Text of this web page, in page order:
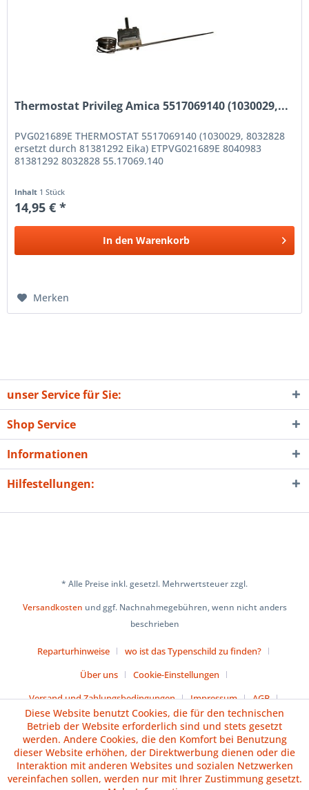
Thermostat Privileg Amica 5517069140 (1030029,...
PVG021689E THERMOSTAT 5517069140 (1030029, 8032828
ersetzt durch 81381292 Eika) ETPVG021689E 8040983
81381292 8032828 55.17069.140
Inhalt 1 Stück
14,95 € *
In den Warenkorb
Merken
unser Service für Sie:
Shop Service
Informationen
Hilfestellungen:
* Alle Preise inkl. gesetzl. Mehrwertsteuer zzgl.
Versandkosten und ggf. Nachnahmegebühren, wenn nicht anders
beschrieben
Reparturhinweise
wo ist das Typenschild zu finden?
Über uns
Cookie-Einstellungen
Versand und Zahlungsbedingungen
Impressum
AGB
Widerrufsrecht
Datenschutz Batteriehinweise
Vertrag widerrufen
Diese Website benutzt Cookies, die für den technischen
Betrieb der Website erforderlich sind und stets gesetzt
werden. Andere Cookies, die den Komfort bei Benutzung
dieser Website erhöhen, der Direktwerbung dienen oder die
Interaktion mit anderen Websites und sozialen Netzwerken
vereinfachen sollen, werden nur mit Ihrer Zustimmung gesetzt.